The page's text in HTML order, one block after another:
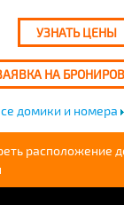
УЗНАТЬ ЦЕНЫ
НА
домики и номера
расположение